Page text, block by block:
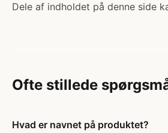
Dele af indholdet på denne side
Ofte stillede
Hvad er navnet på produktet?